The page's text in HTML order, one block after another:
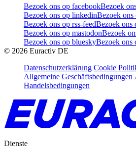
Bezoek ons op facebookBezoek
Bezoek ons op linkedinBezoek ons
Bezoek ons op rss-feedBezoek ons
Bezoek ons op mastodonBezoek
Bezoek ons op blueskyBezoek ons
© 2026 Euractiv DE
Datenschutzerklärung Cookie
Allgemeine Geschäftsbedingungen
Handelsbedingungen
Dienste